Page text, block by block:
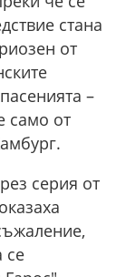
стана
от
–
само от
серия от
се